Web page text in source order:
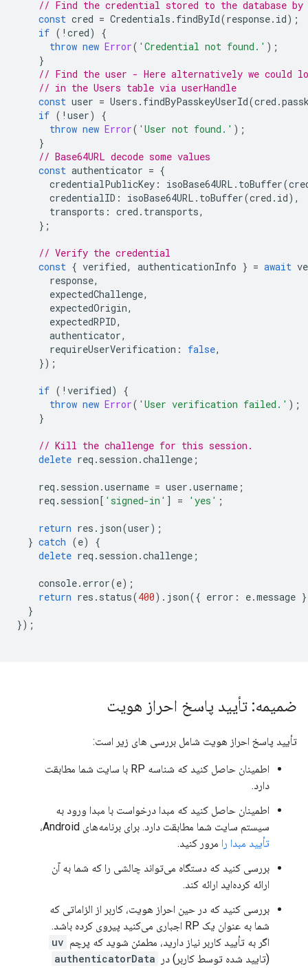
// Find the credential stored to the database
const cred = Credentials . findById(response. id);
if ( ! cred)
{
throw new Error( 'Credential not found.' );
}
// Find the user - Here alternatively we could
// in the Users table via userHandle
const user = Users . findByPasskeyUserId(cred .
if ( ! user)
{
throw new Error( 'User not found.' );
}
// Base64URL decode some values
const authenticator = {
credentialPublicKey : isoBase64URL . toBuffer(
credentialID : isoBase64URL . toBuffer(cred . id),
transports : cred . transports,
};
// Verify the credential
const { verified, authenticationInfo } = await
response,
expectedChallenge,
expectedOrigin,
expectedRPID,
authenticator,
requireUserVerification : false,
});
if ( ! verified)
{
throw new Error( 'User verification failed.' );
}
// Kill the challenge for this session.
delete req . session .challenge ;
req . session .username = user .username ;
req . session[ 'signed-in' ] = 'yes' ;
return res . json(user);
} catch (e)
{
delete req . session .challenge ;
console. error(e);
return res . status(400). json({ error : e.message
}
});
ضمیمه: تأیید پاسخ احراز هویت
تأیید پاسخ احراز هویت شامل بررسی های زیر است:
اطمینان حاصل کنید که شناسه RP با سایت شما مطابقت
دارد.
اطمینان حاصل کنید که مبدا درخواست با مبدا ورود به
سیستم سایت شما مطابقت دارد. برای برنامه‌های Android،
تأیید مبدا را مرور کنید.
بررسی کنید که دستگاه می‌تواند چالشی را که شما به آن
ارائه کرده‌اید ارائه کند.
بررسی کنید که در حین احراز هویت، کاربر از الزاماتی که
شما به عنوان یک RP اجباری می‌کنید پیروی کرده باشد.
اگر به تأیید کاربر نیاز دارید، مطمئن شوید که پرچم uv
(تایید شده توسط کاربر) در
authenticatorData